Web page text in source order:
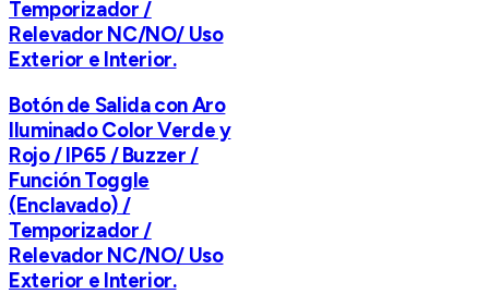
Temporizador /
Relevador NC/NO/ Uso
Exterior e Interior.
Botón de Salida con Aro
Iluminado Color Verde y
Rojo / IP65 / Buzzer /
Función Toggle
(Enclavado) /
Temporizador /
Relevador NC/NO/ Uso
Exterior e Interior.